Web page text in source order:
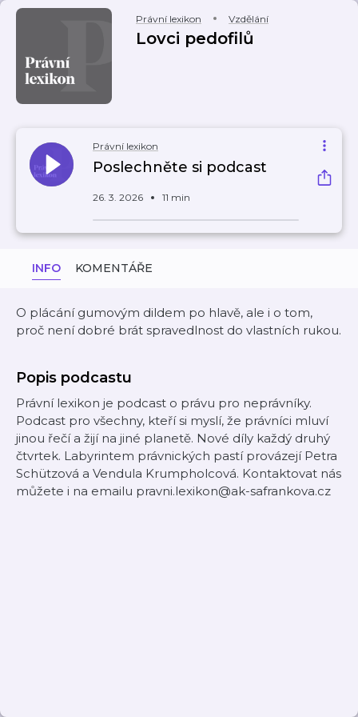
Právní lexikon Vzdělání
Lovci pedofilů
Právní lexikon
Poslechněte si podcast
26. 3. 2026 11 min
INFO KOMENTÁŘE
O plácání gumovým dildem po hlavě, ale i o tom,
proč není dobré brát spravedlnost do vlastních rukou.
Popis podcastu
Právní lexikon je podcast o právu pro neprávníky.
Podcast pro všechny, kteří si myslí, že právníci mluví
jinou řečí a žijí na jiné planetě. Nové díly každý druhý
čtvrtek. Labyrintem právnických pastí provázejí Petra
Schützová a Vendula Krumpholcová. Kontaktovat nás
můžete i na emailu pravni.lexikon@ak-safrankova.cz